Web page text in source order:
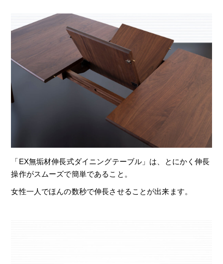
「EX無垢材伸長式ダイニングテーブル」は、とにかく伸長
操作がスムーズで簡単であること。
女性一人でほんの数秒で伸長させることが出来ます。